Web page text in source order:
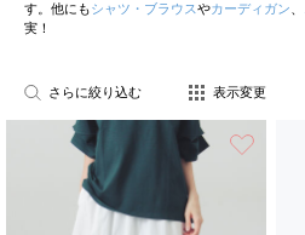
す。他にもシャツ・ブラウスやカーディガン
実！
さらに絞り込む 表示変更